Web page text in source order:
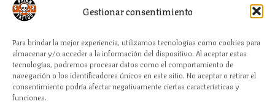
Gestionar consentimiento
Para brindar la mejor experiencia, utilizamos tecnologías como cookies para
almacenar y/o acceder a la información del dispositivo. Al aceptar estas
tecnologías, podremos procesar datos como el comportamiento de
navegación o los identificadores únicos en este sitio. No aceptar o retirar el
consentimiento podría afectar negativamente ciertas características y
funciones.